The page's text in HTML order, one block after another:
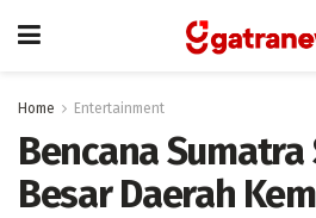
Home Entertainment
Bencana
Besar Daerah